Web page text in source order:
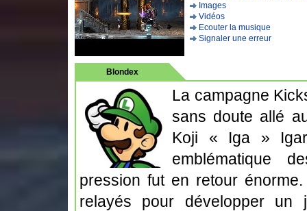
Images
Vidéos
Ecouter la musique
Signaler une erreur
Blondex
La campagne
sans doute allé
Koji « Iga »
emblématique
pression fut en retour
relayés pour développer